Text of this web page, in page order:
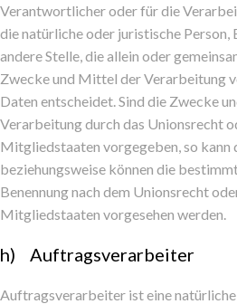
Verantwortlicher oder für die
die natürliche oder juristische Person,
andere Stelle, die allein oder
Zwecke und Mittel der Verarbeitung
Daten entscheidet. Sind die Zwecke
Verarbeitung durch das Unionsrecht
Mitgliedstaaten vorgegeben, so
beziehungsweise können die
Benennung nach dem Unionsrecht
Mitgliedstaaten vorgesehen werden.
h) Auftragsverarbeiter
Auftragsverarbeiter ist eine